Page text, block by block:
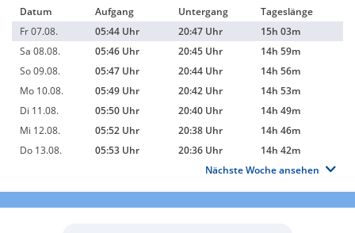
Datum
Aufgang Untergang
Tageslänge
Fr 07.08.
05:44 Uhr 20:47 Uhr
15h 03m
Sa 08.08.
05:46 Uhr 20:45 Uhr
14h 59m
So 09.08.
05:47 Uhr 20:44 Uhr
14h 56m
Mo 10.08.
05:49 Uhr 20:42 Uhr
14h 53m
Di 11.08.
05:50 Uhr 20:40 Uhr
14h 49m
Mi 12.08.
05:52 Uhr 20:38 Uhr
14h 46m
Do 13.08.
05:53 Uhr 20:36 Uhr
14h 42m
Nächste Woche ansehen